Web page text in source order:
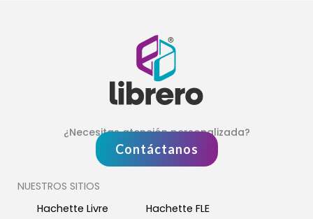
¿Necesitas atención personalizada?
Contáctanos
NUESTROS SITIOS
Hachette Livre
Hachette FLE